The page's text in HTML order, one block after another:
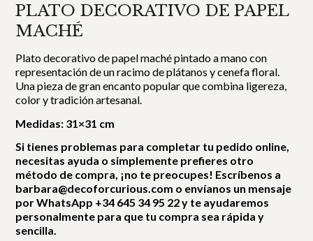
PLATO DECORATIVO DE PAPEL
MACHÉ
Plato decorativo de papel maché pintado a mano con
representación de un racimo de plátanos y cenefa floral.
Una pieza de gran encanto popular que combina ligereza,
color y tradición artesanal.
Medidas: 31×31 cm
Si tienes problemas para completar tu pedido online,
necesitas ayuda o simplemente prefieres otro
método de compra, ¡no te preocupes! Escríbenos a
barbara@decoforcurious.com o envíanos un mensaje
por WhatsApp +34 645 34 95 22 y te ayudaremos
personalmente para que tu compra sea rápida y
sencilla.